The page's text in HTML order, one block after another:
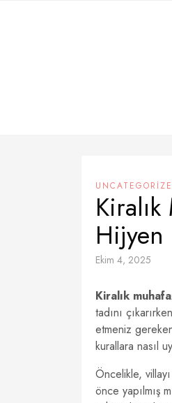
Hijyen
Ekim 4, 2025
Kiralık
tadını
etmeniz
kurallara nasıl
Öncelikle,
önce yapılmış